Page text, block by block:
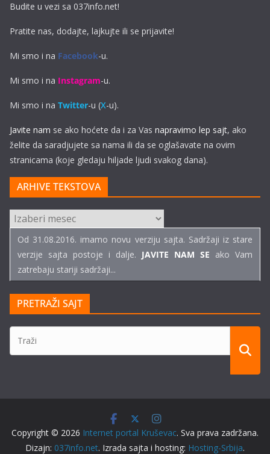
Budite u vezi sa 037info.net!
Pratite nas, dodajte, lajkujte ili se prijavite!
Mi smo i na Facebook-u.
Mi smo i na Instagram-u.
Mi smo i na Twitter-u (X-u).
Javite nam se ako hoćete da i za Vas napravimo lep sajt, ako
želite da saradjujete sa nama ili da se oglašavate na ovim
stranicama (koje gledaju hiljade ljudi svakog dana).
ARHIVE TEKSTOVA
ARHIVE
TEKSTOVA
Od 31.08.2016. imamo novu verziju sajta. Sadržaji iz stare
verzije sajta postoje i dalje. JAVITE NAM SE ako Vam
zatrebaju stariji sadržaji...
PRETRAŽI SAJT
Copyright © 2026 Internet portal Kruševac. Sva prava zadržana.
Dizajn: 037info.net. Izrada sajta i hosting: Hosting-Srbija.